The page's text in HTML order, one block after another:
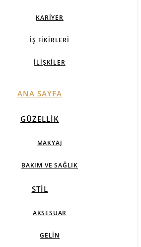
KARIYER
İŞ FIKIRLERI
İLIŞKILER
ANA SAYFA
GÜZELLIK
MAKYAJ
BAKIM VE SAĞLIK
STIL
AKSESUAR
GELIN